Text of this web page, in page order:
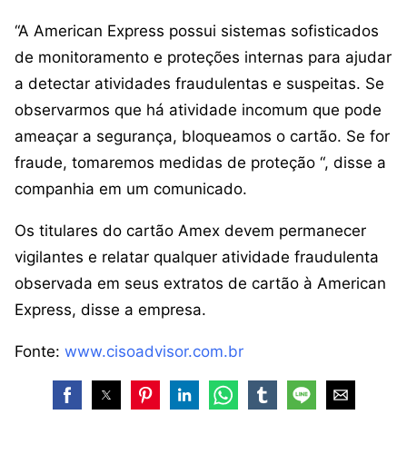
“A American Express possui sistemas sofisticados
de monitoramento e proteções internas para ajudar
a detectar atividades fraudulentas e suspeitas. Se
observarmos que há atividade incomum que pode
ameaçar a segurança, bloqueamos o cartão. Se for
fraude, tomaremos medidas de proteção “, disse a
companhia em um comunicado.
Os titulares do cartão Amex devem permanecer
vigilantes e relatar qualquer atividade fraudulenta
observada em seus extratos de cartão à American
Express, disse a empresa.
Fonte: www.cisoadvisor.com.br